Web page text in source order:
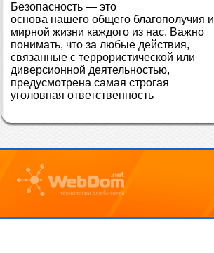
Безопасность — это
основа нашего общего благополучия и
мирной жизни каждого из нас. Важно
понимать, что за любые действия,
связанные с террористической или
диверсионной деятельностью,
предусмотрена самая строгая
уголовная ответственность